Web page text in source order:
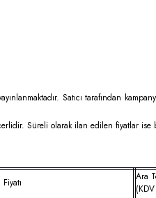
Satıcı tarafından
Süreli olarak ilan edilen fiyatlar
Ara